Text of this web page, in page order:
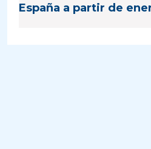
España a partir de